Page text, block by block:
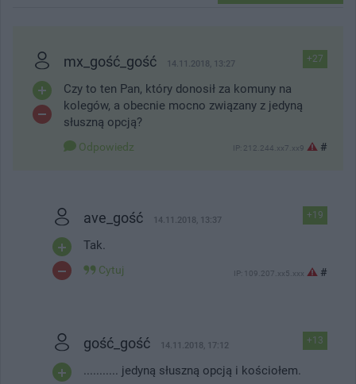
+27
mx_gość_gość 14.11.2018, 13:27
Czy to ten Pan, który donosił za komuny na
kolegów, a obecnie mocno związany z jedyną
słuszną opcją?
Odpowiedz IP: 212.244.xx7.xx9 #
+19
ave_gość 14.11.2018, 13:37
Tak.
Cytuj IP: 109.207.xx5.xxx #
+13
gość_gość 14.11.2018, 17:12
........... jedyną słuszną opcją i kościołem.